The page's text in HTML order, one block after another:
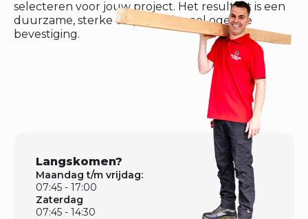
selecteren voor jouw project. Het resultaat is een
duurzame, sterke en professioneel ogende
bevestiging.
Langskomen?
Maandag t/m vrijdag:
07:45 - 17:00
Zaterdag
07:45 - 14:30